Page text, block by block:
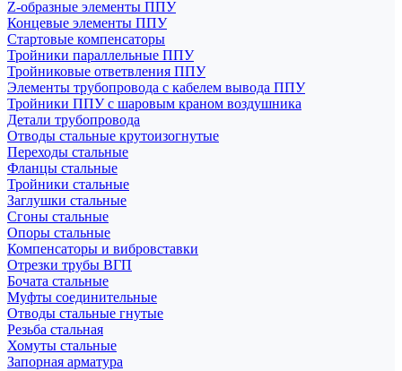
Z-образные элементы ППУ
Концевые элементы ППУ
Стартовые компенсаторы
Тройники параллельные ППУ
Тройниковые ответвления ППУ
Элементы трубопровода с кабелем вывода ППУ
Тройники ППУ с шаровым краном воздушника
Детали трубопровода
Отводы стальные крутоизогнутые
Переходы стальные
Фланцы стальные
Тройники стальные
Заглушки стальные
Сгоны стальные
Опоры стальные
Компенсаторы и вибровставки
Отрезки трубы ВГП
Бочата стальные
Муфты соединительные
Отводы стальные гнутые
Резьба стальная
Хомуты стальные
Запорная арматура